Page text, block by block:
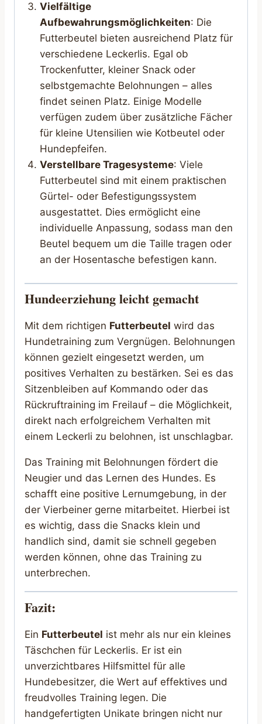
Vielfältige
Aufbewahrungsmöglichkeiten: Die
Futterbeutel bieten ausreichend Platz für
verschiedene Leckerlis. Egal ob
Trockenfutter, kleiner Snack oder
selbstgemachte Belohnungen – alles
findet seinen Platz. Einige Modelle
verfügen zudem über zusätzliche Fächer
für kleine Utensilien wie Kotbeutel oder
Hundepfeifen.
Verstellbare Tragesysteme: Viele
Futterbeutel sind mit einem praktischen
Gürtel- oder Befestigungssystem
ausgestattet. Dies ermöglicht eine
individuelle Anpassung, sodass man den
Beutel bequem um die Taille tragen oder
an der Hosentasche befestigen kann.
Hundeerziehung leicht gemacht
Mit dem richtigen Futterbeutel wird das
Hundetraining zum Vergnügen. Belohnungen
können gezielt eingesetzt werden, um
positives Verhalten zu bestärken. Sei es das
Sitzenbleiben auf Kommando oder das
Rückruftraining im Freilauf – die Möglichkeit,
direkt nach erfolgreichem Verhalten mit
einem Leckerli zu belohnen, ist unschlagbar.
Das Training mit Belohnungen fördert die
Neugier und das Lernen des Hundes. Es
schafft eine positive Lernumgebung, in der
der Vierbeiner gerne mitarbeitet. Hierbei ist
es wichtig, dass die Snacks klein und
handlich sind, damit sie schnell gegeben
werden können, ohne das Training zu
unterbrechen.
Fazit:
Ein Futterbeutel ist mehr als nur ein kleines
Täschchen für Leckerlis. Er ist ein
unverzichtbares Hilfsmittel für alle
Hundebesitzer, die Wert auf effektives und
freudvolles Training legen. Die
handgefertigten Unikate bringen nicht nur